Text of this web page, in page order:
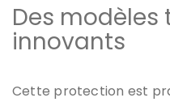
Des
innovants
Cette protection est